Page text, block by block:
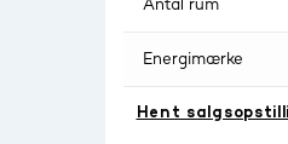
Antal rum
Energimærke
Hent